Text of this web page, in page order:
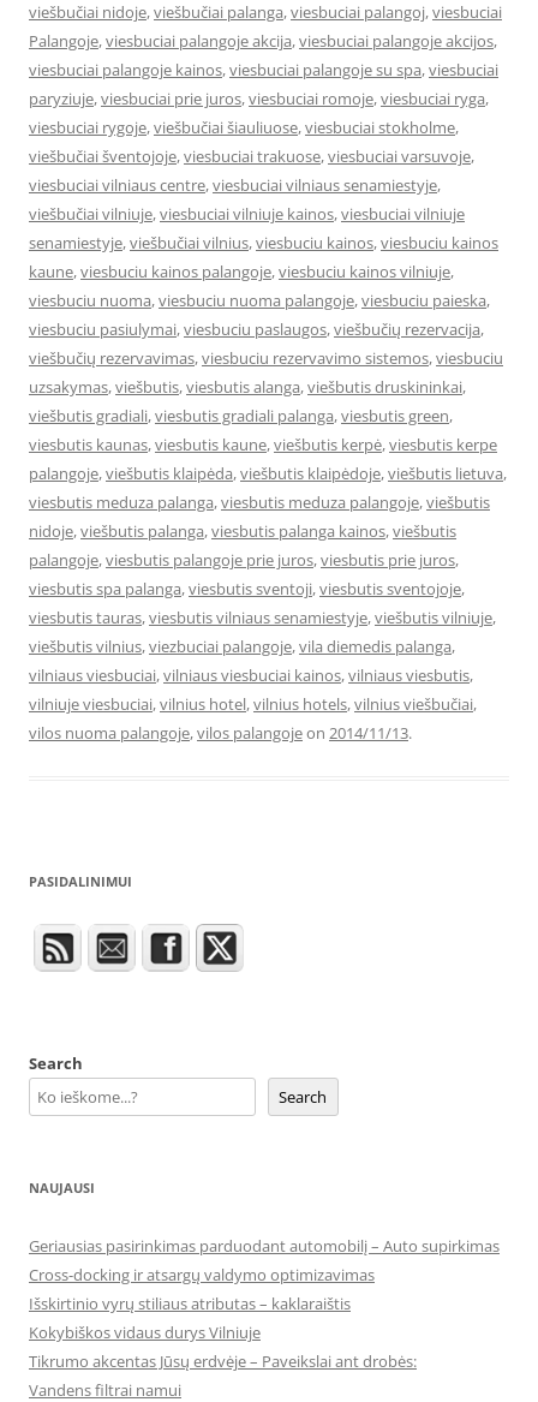
viešbučiai nidoje,viešbučiai palanga,viesbuciai palangoj,viesbuciai
Palangoje,viesbuciai palangoje akcija,viesbuciai palangoje akcijos,
viesbuciai palangoje kainos,viesbuciai palangoje su spa,viesbuciai
paryziuje,viesbuciai prie juros,viesbuciai romoje,viesbuciai ryga,
viesbuciai rygoje,viešbučiai šiauliuose,viesbuciai stokholme,
viešbučiai šventojoje,viesbuciai trakuose,viesbuciai varsuvoje,
viesbuciai vilniaus centre,viesbuciai vilniaus senamiestyje,
viešbučiai vilniuje,viesbuciai vilniuje kainos,viesbuciai vilniuje
senamiestyje,viešbučiai vilnius,viesbuciu kainos,viesbuciu kainos
kaune,viesbuciu kainos palangoje,viesbuciu kainos vilniuje,
viesbuciu nuoma,viesbuciu nuoma palangoje,viesbuciu paieska,
viesbuciu pasiulymai,viesbuciu paslaugos,viešbučių rezervacija,
viešbučių rezervavimas,viesbuciu rezervavimo sistemos,viesbuciu
uzsakymas,viešbutis,viesbutis alanga,viešbutis druskininkai,
viešbutis gradiali,viesbutis gradiali palanga,viesbutis green,
viesbutis kaunas,viesbutis kaune,viešbutis kerpė,viesbutis kerpe
palangoje,viešbutis klaipėda,viešbutis klaipėdoje,viešbutis lietuva,
viesbutis meduza palanga,viesbutis meduza palangoje,viešbutis
nidoje,viešbutis palanga,viesbutis palanga kainos,viešbutis
palangoje,viesbutis palangoje prie juros,viesbutis prie juros,
viesbutis spa palanga,viesbutis sventoji,viesbutis sventojoje,
viesbutis tauras,viesbutis vilniaus senamiestyje,viešbutis vilniuje,
viešbutis vilnius,viezbuciai palangoje,vila diemedis palanga,
vilniaus viesbuciai,vilniaus viesbuciai kainos,vilniaus viesbutis,
vilniuje viesbuciai,vilnius hotel,vilnius hotels,vilnius viešbučiai,
vilos nuoma palangoje,vilos palangojeon 2014/11/13.
PASIDALINIMUI
Search
Search
NAUJAUSI
Geriausias pasirinkimas parduodant automobilį – Auto supirkimas
Cross-docking ir atsargų valdymo optimizavimas
Išskirtinio vyrų stiliaus atributas – kaklaraištis
Kokybiškos vidaus durys Vilniuje
Tikrumo akcentas Jūsų erdvėje – Paveikslai ant drobės:
Vandens filtrai namui